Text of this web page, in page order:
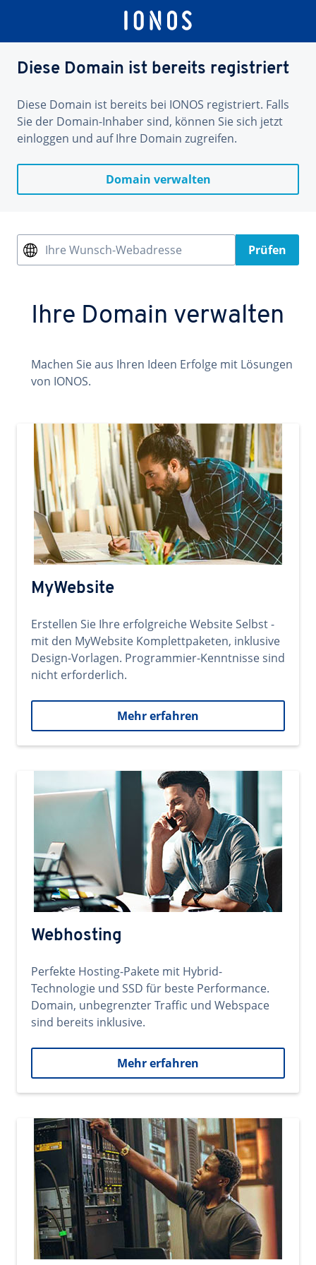
Diese Domain ist bereits registriert
Diese Domain ist bereits bei IONOS registriert. Falls
Sie der Domain-Inhaber sind, können Sie sich jetzt
einloggen und auf Ihre Domain zugreifen.
Domain verwalten
Ihre Wunsch-Webadresse Prüfen
Ihre Domain verwalten
Machen Sie aus Ihren Ideen Erfolge mit Lösungen
von IONOS.
MyWebsite
Erstellen Sie Ihre erfolgreiche Website Selbst -
mit den MyWebsite Komplettpaketen, inklusive
Design-Vorlagen. Programmier-Kenntnisse sind
nicht erforderlich.
Mehr erfahren
Webhosting
Perfekte Hosting-Pakete mit Hybrid-
Technologie und SSD für beste Performance.
Domain, unbegrenzter Traffic und Webspace
sind bereits inklusive.
Mehr erfahren